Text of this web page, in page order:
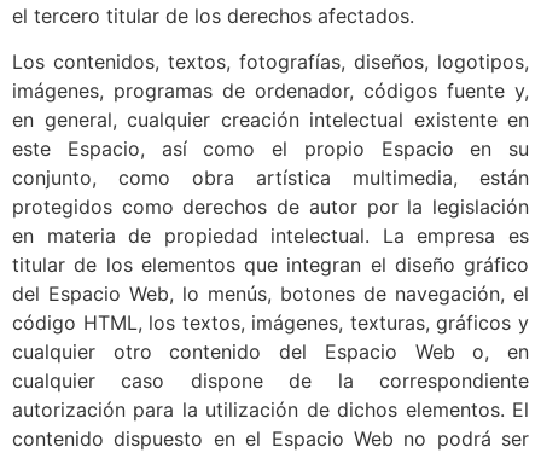
el tercero titular de los derechos afectados.
Los contenidos, textos, fotografías, diseños, logotipos,
imágenes, programas de ordenador, códigos fuente y,
en general, cualquier creación intelectual existente en
este Espacio, así como el propio Espacio en su
conjunto, como obra artística multimedia, están
protegidos como derechos de autor por la legislación
en materia de propiedad intelectual. La empresa es
titular de los elementos que integran el diseño gráfico
del Espacio Web, lo menús, botones de navegación, el
código HTML, los textos, imágenes, texturas, gráficos y
cualquier otro contenido del Espacio Web o, en
cualquier caso dispone de la correspondiente
autorización para la utilización de dichos elementos. El
contenido dispuesto en el Espacio Web no podrá ser